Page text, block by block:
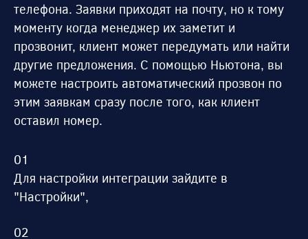
телефона. Заявки приходят на почту, но к тому
моменту когда менеджер их заметит и
прозвонит, клиент может передумать или найти
другие предложения. С помощью Ньютона, вы
можете настроить автоматический прозвон по
этим заявкам сразу после того, как клиент
оставил номер.
Для настройки интеграции зайдите в
"Настройки",